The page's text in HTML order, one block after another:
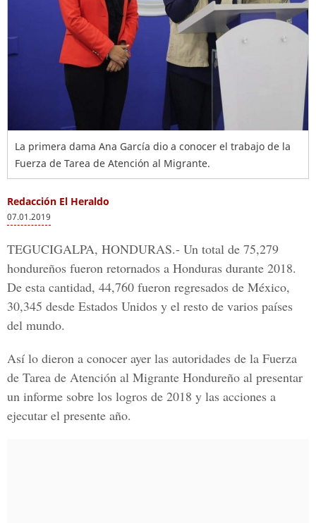
La primera dama Ana García dio a conocer el trabajo de la
Fuerza de Tarea de Atención al Migrante.
Redacción El Heraldo
07.01.2019
TEGUCIGALPA, HONDURAS.- Un total de 75,279
hondureños fueron retornados a Honduras durante 2018.
De esta cantidad, 44,760 fueron regresados de México,
30,345 desde Estados Unidos y el resto de varios países
del mundo.
Así lo dieron a conocer ayer las autoridades de la Fuerza
de Tarea de Atención al Migrante Hondureño al presentar
un informe sobre los logros de 2018 y las acciones a
ejecutar el presente año.